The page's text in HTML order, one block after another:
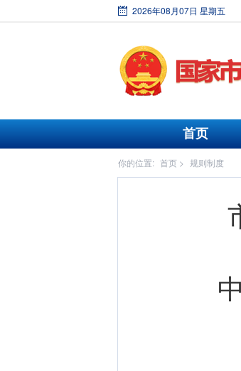
2026年08月07日 星期五
首页
你的位置: 首页> 规则制度